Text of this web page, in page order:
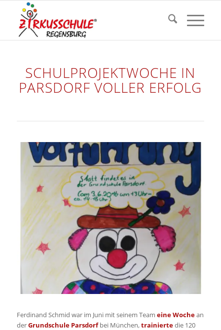
SCHULPROJEKTWOCHE IN
PARSDORF VOLLER ERFOLG
Ferdinand Schmid war im Juni mit seinem Team eine Wochean
derGrundschule Parsdorfbei München,trainiertedie 120